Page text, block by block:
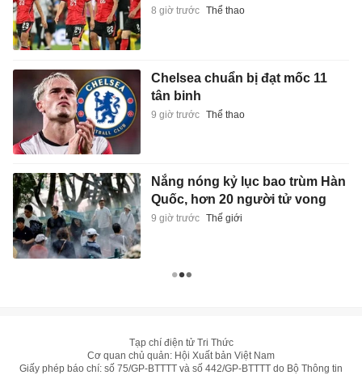
8 giờ trước Thể thao
Chelsea chuẩn bị đạt mốc 11
tân binh
9 giờ trước Thể thao
Nắng nóng kỷ lục bao trùm Hàn
Quốc, hơn 20 người tử vong
9 giờ trước Thế giới
Tạp chí điện tử Tri Thức
Cơ quan chủ quản: Hội Xuất bản Việt Nam
Giấy phép báo chí: số 75/GP-BTTTT và số 442/GP-BTTTT do Bộ Thông tin